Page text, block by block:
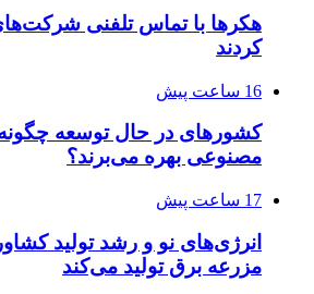
هکرها با تماس تلفنی
کردند
16 ساعت پیش
کشورهای در حال توسعه
مصنوعی بهره می‌برند؟
17 ساعت پیش
انرژی‌های نو و رشد تولید
مزرعه‌ برق تولید می‌کند